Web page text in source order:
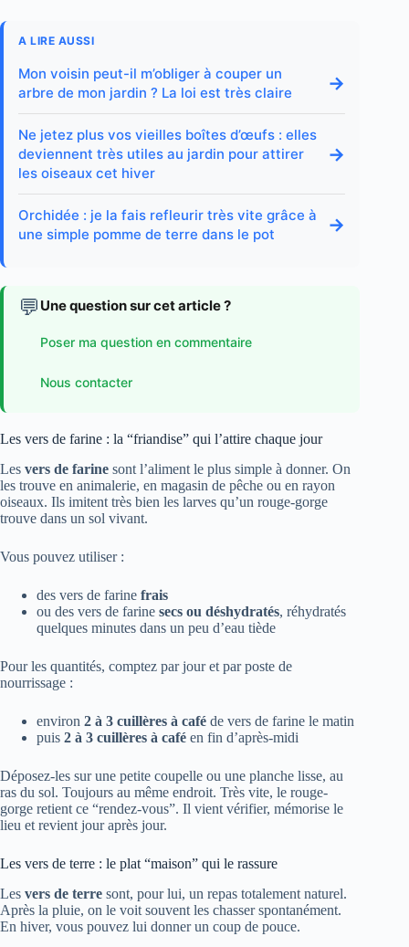
A LIRE AUSSI
Mon voisin peut-il m’obliger à couper un
arbre de mon jardin ? La loi est très claire
→
Ne jetez plus vos vieilles boîtes d’œufs : elles
deviennent très utiles au jardin pour attirer
les oiseaux cet hiver
→
Orchidée : je la fais refleurir très vite grâce à
une simple pomme de terre dans le pot
→
💬 Une question sur cet article ?
Poser ma question en commentaire
Nous contacter
Les vers de farine : la “friandise” qui l’attire chaque jour
Les vers de farine sont l’aliment le plus simple à donner. On
les trouve en animalerie, en magasin de pêche ou en rayon
oiseaux. Ils imitent très bien les larves qu’un rouge-gorge
trouve dans un sol vivant.
Vous pouvez utiliser :
des vers de farine frais
ou des vers de farine secs ou déshydratés, réhydratés
quelques minutes dans un peu d’eau tiède
Pour les quantités, comptez par jour et par poste de
nourrissage :
environ 2 à 3 cuillères à café de vers de farine le matin
puis 2 à 3 cuillères à café en fin d’après-midi
Déposez-les sur une petite coupelle ou une planche lisse, au
ras du sol. Toujours au même endroit. Très vite, le rouge-
gorge retient ce “rendez-vous”. Il vient vérifier, mémorise le
lieu et revient jour après jour.
Les vers de terre : le plat “maison” qui le rassure
Les vers de terre sont, pour lui, un repas totalement naturel.
Après la pluie, on le voit souvent les chasser spontanément.
En hiver, vous pouvez lui donner un coup de pouce.